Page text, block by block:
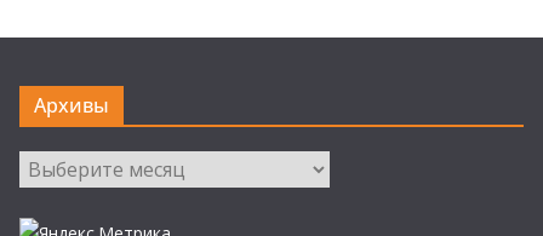
Архивы
Архивы